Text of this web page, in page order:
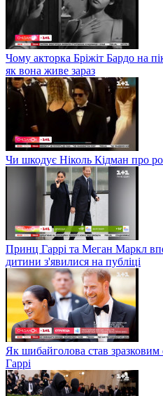
Чому акторка Бріжіт Бардо на
як вона живе зараз
Чи шкодує Ніколь Кідман про
Принц Гаррі та Меган Маркл
дитини з'явилися на публіці
Як шибайголова став зразковим
Гаррі